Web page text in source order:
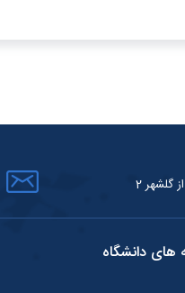
گلشهر 2
های دانشگاه